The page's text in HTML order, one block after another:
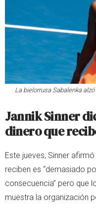
La bielorrusa Sabalenka
Jannik Sinner
dinero que
Este jueves, Sinner
reciben es “demasiado
consecuencia” pero que
muestra la organización